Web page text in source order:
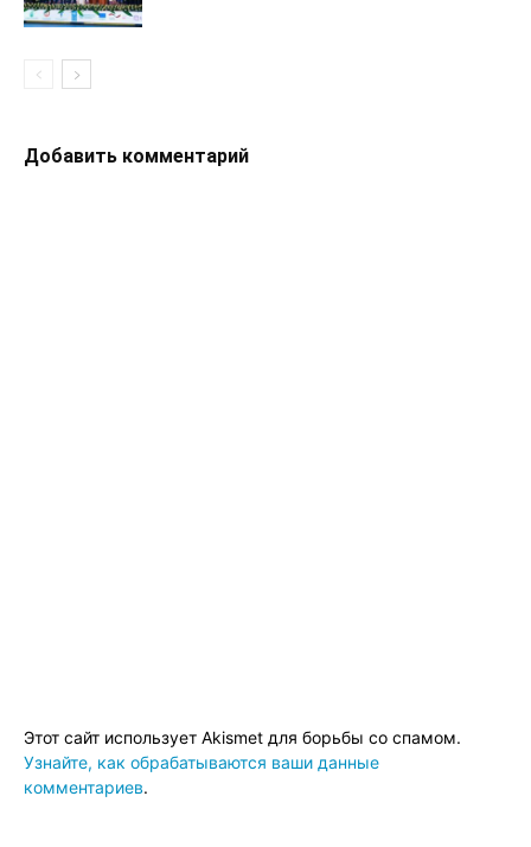
Добавить комментарий
Этот сайт использует Akismet для борьбы со спамом.
Узнайте, как обрабатываются ваши данные
комментариев.